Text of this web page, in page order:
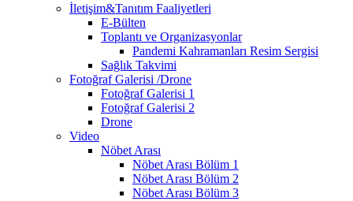
İletişim&Tanıtım Faaliyetleri
E-Bülten
Toplantı ve Organizasyonlar
Pandemi Kahramanları Resim Sergisi
Sağlık Takvimi
Fotoğraf Galerisi /Drone
Fotoğraf Galerisi 1
Fotoğraf Galerisi 2
Drone
Video
Nöbet Arası
Nöbet Arası Bölüm 1
Nöbet Arası Bölüm 2
Nöbet Arası Bölüm 3